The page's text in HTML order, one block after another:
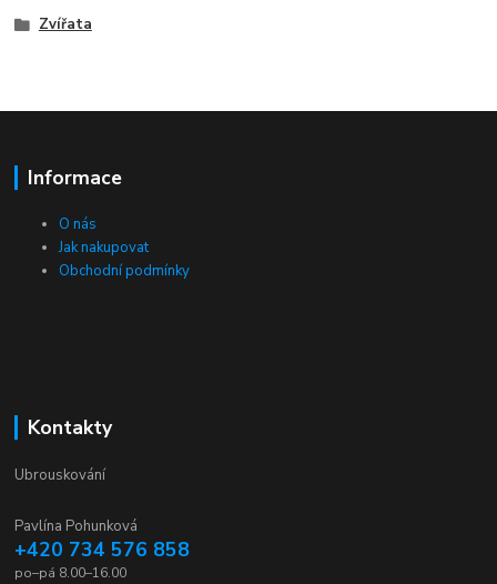
Zvířata
Informace
O nás
Jak nakupovat
Obchodní podmínky
Kontakty
Ubrouskování
Pavlína Pohunková
+420 734 576 858
po–pá 8.00–16.00